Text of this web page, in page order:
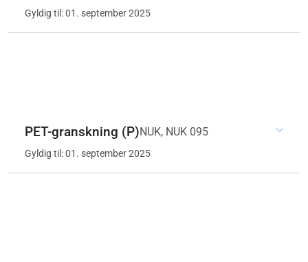
Gyldig til: 01. september 2025
PET-granskning (P)NUK, NUK 095
Gyldig til: 01. september 2025